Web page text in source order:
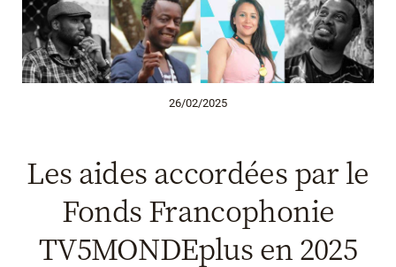
26/02/2025
Les aides accordées par le
Fonds Francophonie
TV5MONDEplus en 2025